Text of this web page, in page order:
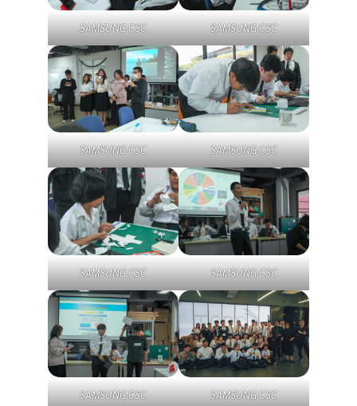
SAMSUNG CSC SAMSUNG CSC
SAMSUNG CSC SAMSUNG CSC
SAMSUNG CSC SAMSUNG CSC
SAMSUNG CSC SAMSUNG CSC